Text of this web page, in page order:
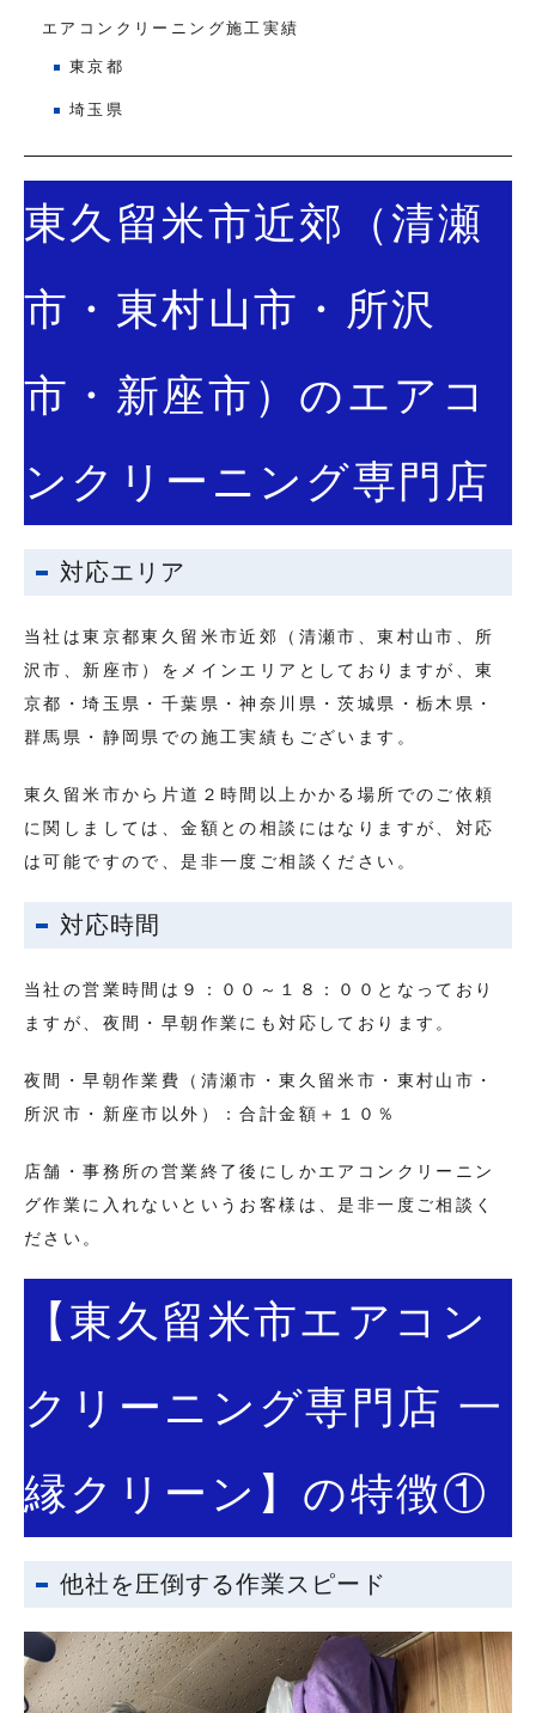
エアコンクリーニング施工実績
東京都
埼玉県
東久留米市近郊（清瀬
市・東村山市・所沢
市・新座市）のエアコ
ンクリーニング専門店
対応エリア
当社は東京都東久留米市近郊（清瀬市、東村山市、所
沢市、新座市）をメインエリアとしておりますが、東
京都・埼玉県・千葉県・神奈川県・茨城県・栃木県・
群馬県・静岡県での施工実績もございます。
東久留米市から片道２時間以上かかる場所でのご依頼
に関しましては、金額との相談にはなりますが、対応
は可能ですので、是非一度ご相談ください。
対応時間
当社の営業時間は９：００～１８：００となっており
ますが、夜間・早朝作業にも対応しております。
夜間・早朝作業費（清瀬市・東久留米市・東村山市・
所沢市・新座市以外）：合計金額＋１０％
店舗・事務所の営業終了後にしかエアコンクリーニン
グ作業に入れないというお客様は、是非一度ご相談く
ださい。
【東久留米市エアコン
クリーニング専門店 一
縁クリーン】の特徴①
他社を圧倒する作業スピード